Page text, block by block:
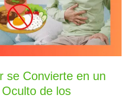
se Convierte en un
de los